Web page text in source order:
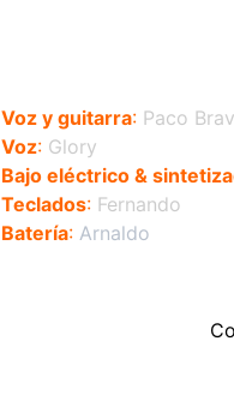
Voz y guitarra: Paco
Voz: Glory
Bajo eléctrico &
Teclados: Fernando
Batería: Arnaldo